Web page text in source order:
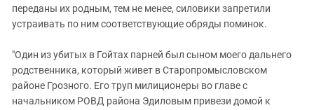
переданы их родным, тем не менее, силовики запретили
устраивать по ним соответствующие обряды поминок.
"Один из убитых в Гойтах парней был сыном моего дальнего
родственника, который живет в Старопромысловском
районе Грозного. Его труп милиционеры во главе с
начальником РОВД района Эдиловым привези домой к